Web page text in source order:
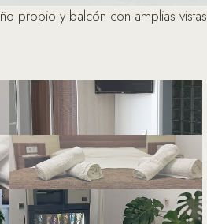
propio y balcón con amplias vistas